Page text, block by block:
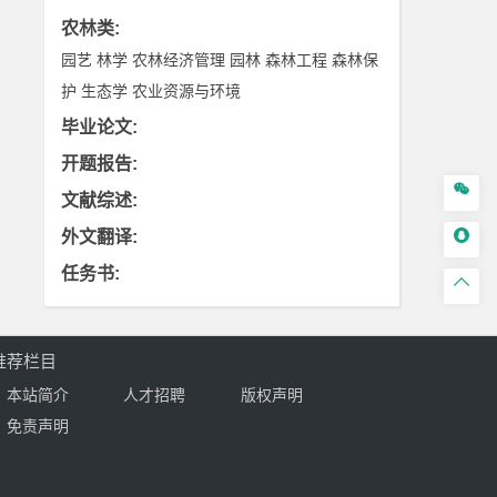
农林类:
园艺 林学 农林经济管理 园林 森林工程 森林保
护 生态学 农业资源与环境
毕业论文:
开题报告:
文献综述:
外文翻译:
任务书:



荐栏目
本站简介 人才招聘
版权声明
免责声明